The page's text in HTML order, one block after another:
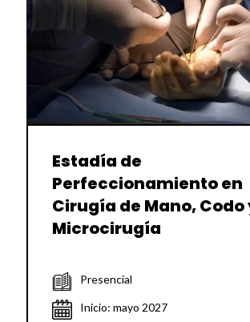
Estadía de
Perfeccionamiento en
Cirugía de Mano, Codo
Microcirugía
Presencial
Inicio: mayo 2027